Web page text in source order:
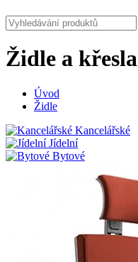
Židle a křesla
Úvod
Židle
Kancelářské
Jídelní
Bytové